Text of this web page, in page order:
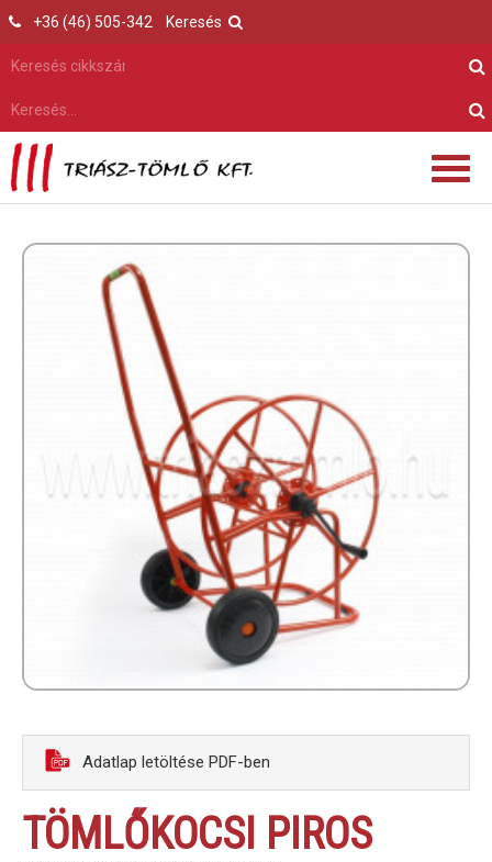
Keresés
+36 (46) 505-342
Adatlap letöltése PDF-ben
TÖMLŐKOCSI PIROS